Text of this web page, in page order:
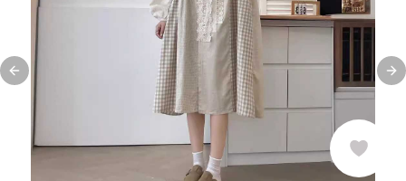
Previous slide